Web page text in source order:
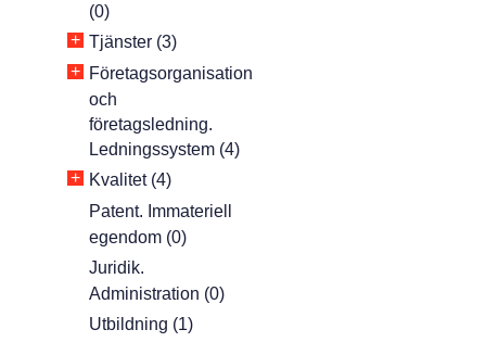
(0)
+ Tjänster (3)
+ Företagsorganisation
och
företagsledning.
Ledningssystem (4)
+ Kvalitet (4)
Patent. Immateriell
egendom (0)
Juridik.
Administration (0)
Utbildning (1)